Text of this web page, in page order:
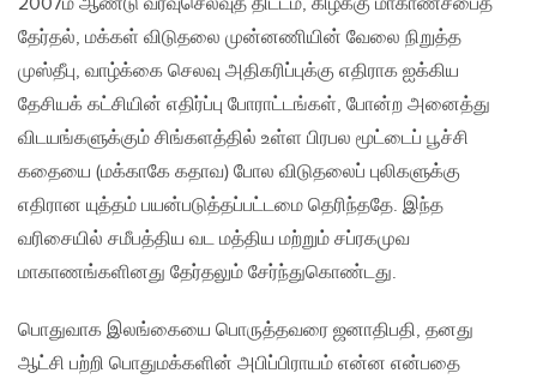
2007ம் ஆண்டு வரவுசெலவுத் திட்டம்‚ கிழக்கு மாகாணசபைத்
தேர்தல்‚ மக்கள் விடுதலை முன்னணியின் வேலை நிறுத்த
முஸ்தீபு‚ வாழ்க்கை செலவு அதிகரிப்புக்கு எதிராக ஐக்கிய
தேசியக் கட்சியின் எதிர்ப்பு போராட்டங்கள்‚ போன்ற அனைத்து
விடயங்களுக்கும் சிங்களத்தில் உள்ள பிரபல மூட்டைப் பூச்சி
கதையை (மக்காகே கதாவ) போல விடுதலைப் புலிகளுக்கு
எதிரான யுத்தம் பயன்படுத்தப்பட்டமை தெரிந்ததே. இந்த
வரிசையில் சமீபத்திய வட மத்திய மற்றும் சப்ரகமுவ
மாகாணங்களினது தேர்தலும் சேர்ந்துகொண்டது.
பொதுவாக இலங்கையை பொருத்தவரை ஜனாதிபதி‚ தனது
ஆட்சி பற்றி பொதுமக்களின் அபிப்பிராயம் என்ன என்பதை